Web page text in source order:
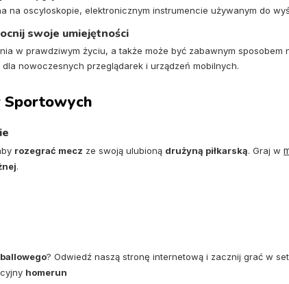
na oscyloskopie, elektronicznym instrumencie używanym do
swoje umiejętności
w prawdziwym życiu, a także może być zabawnym sposobem
nowoczesnych przeglądarek i urządzeń mobilnych.
Sportowych
rozegrać mecz ze swoją ulubioną drużyną piłkarską. Graj w
.
? Odwiedź naszą stronę internetową i zacznij grać w
homerun